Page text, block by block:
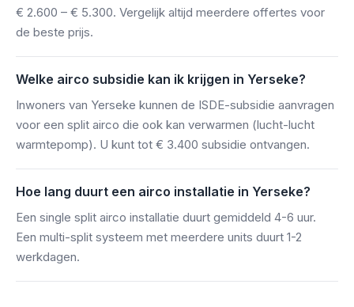
€ 2.600 – € 5.300. Vergelijk altijd meerdere offertes voor
de beste prijs.
Welke airco subsidie kan ik krijgen in Yerseke?
Inwoners van Yerseke kunnen de ISDE-subsidie aanvragen
voor een split airco die ook kan verwarmen (lucht-lucht
warmtepomp). U kunt tot € 3.400 subsidie ontvangen.
Hoe lang duurt een airco installatie in Yerseke?
Een single split airco installatie duurt gemiddeld 4-6 uur.
Een multi-split systeem met meerdere units duurt 1-2
werkdagen.